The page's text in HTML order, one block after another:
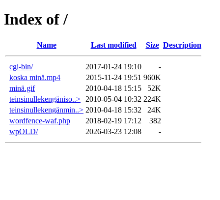
Index of /
Name Last modified Size Description
cgi-bin/ 2017-01-24 19:10
-
koska minä.mp4
2015-11-24 19:51 960K
minä.gif
2010-04-18 15:15
52K
teinsinullekengäniso..>
2010-05-04 10:32 224K
teinsinullekengänmin..> 2010-04-18 15:32
24K
wordfence-waf.php
2018-02-19 17:12
382
wpOLD/
2026-03-23 12:08 -